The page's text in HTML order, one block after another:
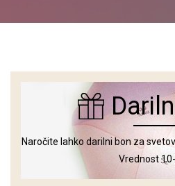
Naročite lahko darilni bon za
Vrednost